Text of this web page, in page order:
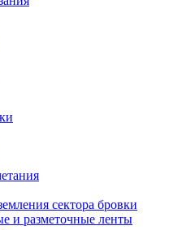
сектора бровки
и разметочные ленты